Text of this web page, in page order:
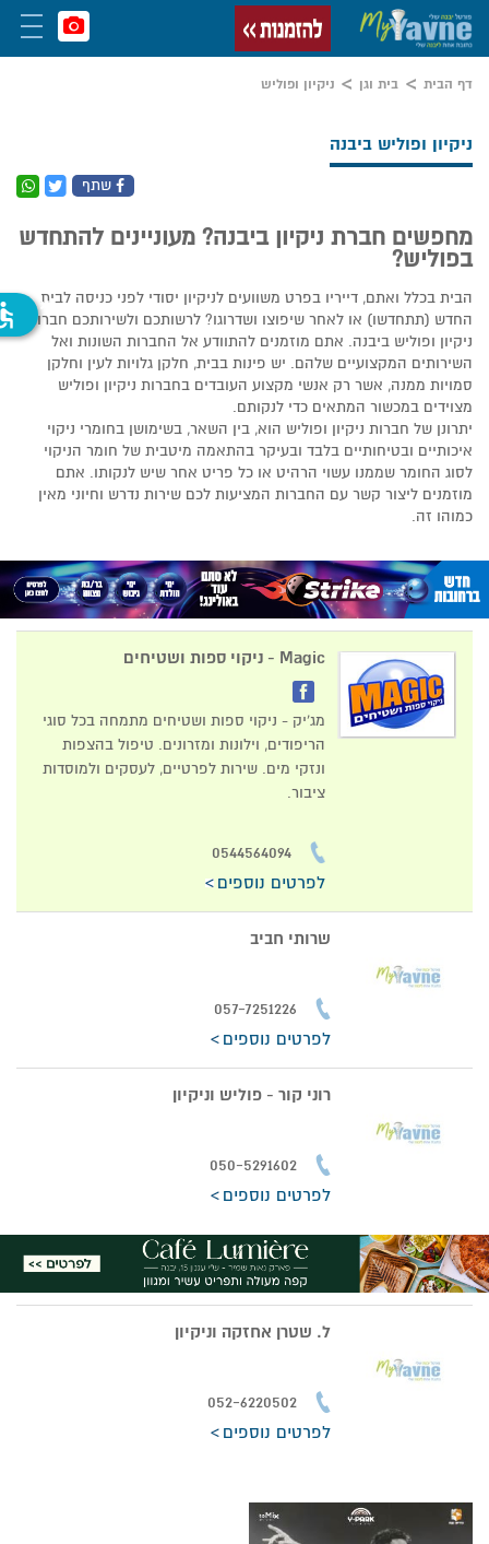
דף הבית בית וגן ניקיון ופוליש
שתף
ניקיון ופוליש ביבנה
מחפשים חברת ניקיון ביבנה? מעוניינים להתחדש
בפוליש?
הבית בכלל ואתם, דייריו בפרט משוועים לניקיון יסודי לפני כניסה לבית
החדש (תתחדשו) או לאחר שיפוצו ושדרוגו? לרשותכם ולשירותכם חברות
ניקיון ופוליש ביבנה. אתם מוזמנים להתוודע אל החברות השונות ואל
השירותים המקצועיים שלהם. יש פינות בבית, חלקן גלויות לעין וחלקן
סמויות ממנה, אשר רק אנשי מקצוע העובדים בחברות ניקיון ופוליש
מצוידים במכשור המתאים כדי לנקותם.
יתרונן של חברות ניקיון ופוליש הוא, בין השאר, בשימושן בחומרי ניקוי
איכותיים ובטיחותיים בלבד ובעיקר בהתאמה מיטבית של חומר הניקוי
לסוג החומר שממנו עשוי הרהיט או כל פריט אחר שיש לנקותו. אתם
מוזמנים ליצור קשר עם החברות המציעות לכם שירות נדרש וחיוני מאין
כמוהו זה.
Magic - ניקוי ספות ושטיחים
מג'יק - ניקוי ספות ושטיחים מתמחה בכל סוגי
הריפודים, וילונות ומזרונים. טיפול בהצפות
ונזקי מים. שירות לפרטיים, לעסקים ולמוסדות
ציבור.
0544564094
לפרטים נוספים
שרותי חביב
057-7251226
לפרטים נוספים
רוני קור - פוליש וניקיון
050-5291602
לפרטים נוספים
ל. שטרן אחזקה וניקיון
052-6220502
לפרטים נוספים